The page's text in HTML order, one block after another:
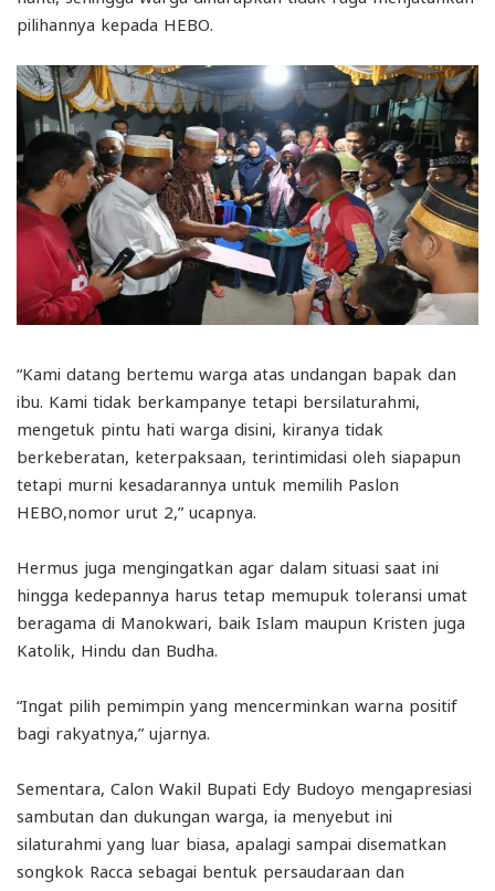
pilihannya kepada HEBO.
“Kami datang bertemu warga atas undangan bapak dan
ibu. Kami tidak berkampanye tetapi bersilaturahmi,
mengetuk pintu hati warga disini, kiranya tidak
berkeberatan, keterpaksaan, terintimidasi oleh siapapun
tetapi murni kesadarannya untuk memilih Paslon
HEBO,nomor urut 2,” ucapnya.
Hermus juga mengingatkan agar dalam situasi saat ini
hingga kedepannya harus tetap memupuk toleransi umat
beragama di Manokwari, baik Islam maupun Kristen juga
Katolik, Hindu dan Budha.
“Ingat pilih pemimpin yang mencerminkan warna positif
bagi rakyatnya,” ujarnya.
Sementara, Calon Wakil Bupati Edy Budoyo mengapresiasi
sambutan dan dukungan warga, ia menyebut ini
silaturahmi yang luar biasa, apalagi sampai disematkan
songkok Racca sebagai bentuk persaudaraan dan